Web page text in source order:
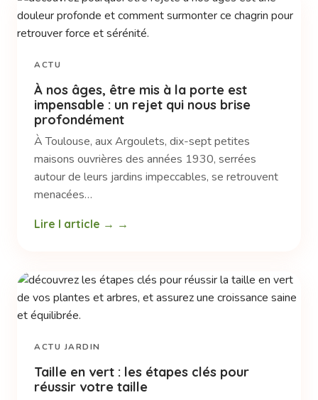
ACTU
À nos âges, être mis à la porte est
impensable : un rejet qui nous brise
profondément
À Toulouse, aux Argoulets, dix-sept petites
maisons ouvrières des années 1930, serrées
autour de leurs jardins impeccables, se retrouvent
menacées…
Lire l article →
ACTU JARDIN
Taille en vert : les étapes clés pour
réussir votre taille